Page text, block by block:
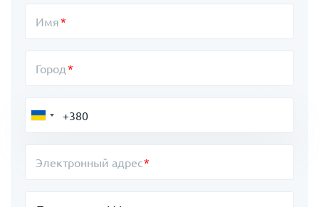
Имя
Город
Электронный адрес